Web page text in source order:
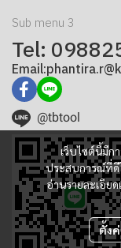
เว็บไซต์นี้มีก
ประสบการณ์ที่ดี
อ่านรายละเอียด
ตั้ง
Sub menu 3
Tel:
@tbtool